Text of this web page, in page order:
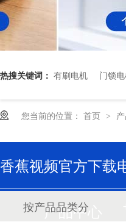
热搜关键词： 有刷电机 门锁
您当前的位置： 首页 >
香蕉视频官方下载
产品中心
按产品品类分